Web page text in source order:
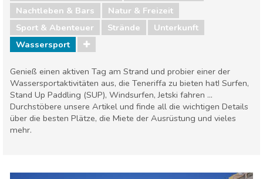
Nachtleben & Bars
Natur & Freizeit
Sport & Abenteuer
Strände
Unterkunft
Wassersport
Genieß einen aktiven Tag am Strand und probier einer der
Wassersportaktivitäten aus, die Teneriffa zu bieten hat! Surfen,
Stand Up Paddling (SUP), Windsurfen, Jetski fahren ...
Durchstöbere unsere Artikel und finde all die wichtigen Details
über die besten Plätze, die Miete der Ausrüstung und vieles
mehr.